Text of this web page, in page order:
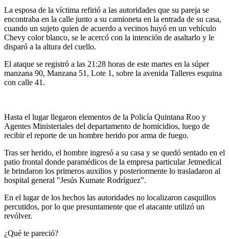
La esposa de la víctima refirió a las autoridades que su pareja se
encontraba en la calle junto a su camioneta en la entrada de su casa,
cuando un sujeto quien de acuerdo a vecinos huyó en un vehículo
Chevy color blanco, se le acercó con la intención de asaltarlo y le
disparó a la altura del cuello.
El ataque se registró a las 21:28 horas de este martes en la súper
manzana 90, Manzana 51, Lote 1, sobre la avenida Talleres esquina
con calle 41.
Hasta el lugar llegaron elementos de la Policía Quintana Roo y
Agentes Ministeriales del departamento de homicidios, luego de
recibir el reporte de un hombre herido por arma de fuego.
Tras ser herido, el hombre ingresó a su casa y se quedó sentado en el
patio frontal donde paramédicos de la empresa particular Jetmedical
le brindaron los primeros auxilios y posteriormente lo trasladaron al
hospital general "Jesús Kumate Rodríguez”.
En el lugar de los hechos las autoridades no localizaron casquillos
percutidos, por lo que presuntamente que el atacante utilizó un
revólver.
¿Qué te pareció?